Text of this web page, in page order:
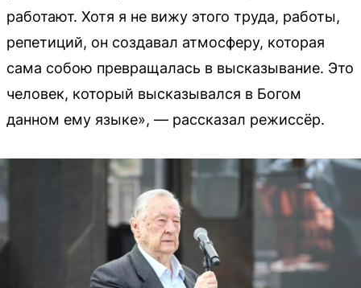
работают. Хотя я не вижу этого труда, работы,
репетиций, он создавал атмосферу, которая
сама собою превращалась в высказывание. Это
человек, который высказывался в Богом
данном ему языке», — рассказал режиссёр.